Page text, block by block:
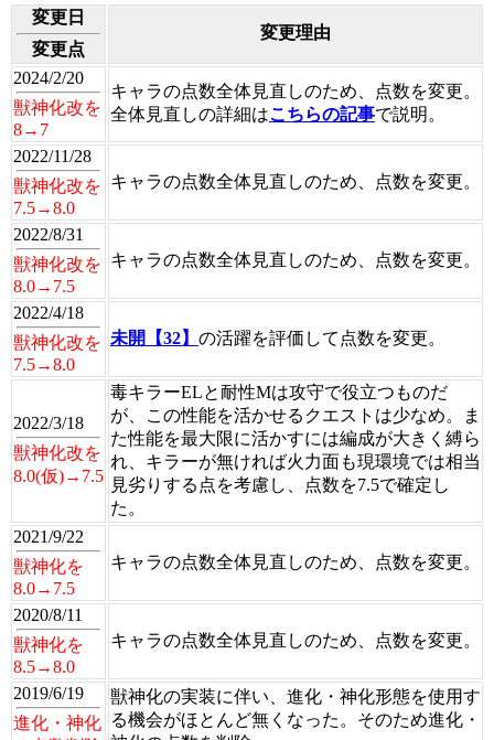
変更日
変更点
変更理由
2024/2/20
獣神化改を
8→7
キャラの点数全体見直しのため、点数を変更。
全体見直しの詳細はこちらの記事で説明。
2022/11/28
獣神化改を
7.5→8.0
キャラの点数全体見直しのため、点数を変更。
2022/8/31
獣神化改を
8.0→7.5
キャラの点数全体見直しのため、点数を変更。
2022/4/18
獣神化改を
7.5→8.0
未開【32】 の活躍を評価して点数を変更。
2022/3/18
獣神化改を
8.0(仮)→7.5
毒キラーELと耐性Mは攻守で役立つものだ
が、この性能を活かせるクエストは少なめ。ま
た性能を最大限に活かすには編成が大きく縛ら
れ、キラーが無ければ火力面も現環境では相当
見劣りする点を考慮し、点数を7.5で確定し
た。
2021/9/22
獣神化を
8.0→7.5
キャラの点数全体見直しのため、点数を変更。
2020/8/11
獣神化を
8.5→8.0
キャラの点数全体見直しのため、点数を変更。
2019/6/19
進化・神化
獣神化の実装に伴い、進化・神化形態を使用す
る機会がほとんど無くなった。そのため進化・